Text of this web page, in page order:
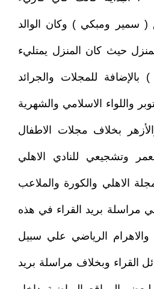
( سمير ومبكي ) وكان الوالد
حيث كان المنزل يمتليء
للمجلات والجرائد
واللواء الاسلامي والشهرية
بخلاف مجلات الاطفال
وتشجيعي للنادي الاهلي
الاهلي والكورة والملاعب
مراسلة بريد القراء في هذه
الرياضي علي سبيل
القراء وبخلاف مراسلة بريد